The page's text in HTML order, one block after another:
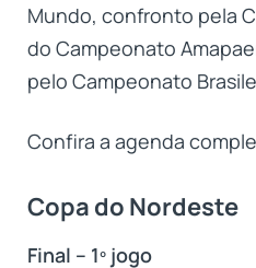
Mundo, confronto pela
do Campeonato
pelo Campeonato
Confira a agenda
Copa do Nordeste
Final – 1º jogo